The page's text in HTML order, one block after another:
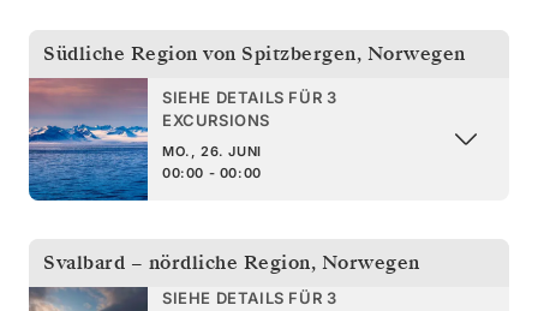
Südliche Region von Spitzbergen, Norwegen
SIEHE DETAILS FÜR 3
EXCURSIONS
MO., 26. JUNI
00:00 - 00:00
Svalbard – nördliche Region, Norwegen
SIEHE DETAILS FÜR 3